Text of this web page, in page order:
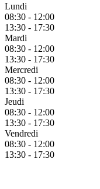
Lundi
08:30 - 12:00
13:30 - 17:30
Mardi
08:30 - 12:00
13:30 - 17:30
Mercredi
08:30 - 12:00
13:30 - 17:30
Jeudi
08:30 - 12:00
13:30 - 17:30
Vendredi
08:30 - 12:00
13:30 - 17:30